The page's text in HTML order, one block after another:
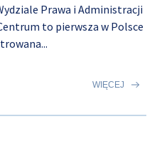
Prawa i Administracji
to pierwsza w Polsce
WIĘCEJ